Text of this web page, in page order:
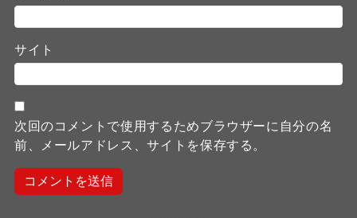
サイト
次回のコメントで使用するためブラウザーに自分の名
前、メールアドレス、サイトを保存する。